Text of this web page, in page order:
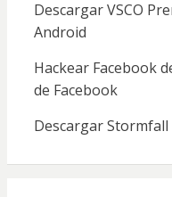
Descargar VSCO
Android
Hackear Facebook
de Facebook
Descargar